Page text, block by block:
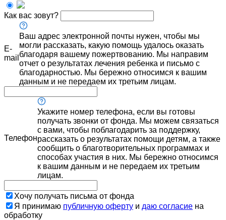
Как вас зовут?
E-
mail
Ваш адрес электронной почты нужен, чтобы мы
могли рассказать, какую помощь удалось оказать
благодаря вашему пожертвованию. Мы направим
отчет о результатах лечения ребенка и письмо с
благодарностью. Мы бережно относимся к вашим
данным и не передаем их третьим лицам.
Телефон
Укажите номер телефона, если вы готовы
получать звонки от фонда. Мы можем связаться
с вами, чтобы поблагодарить за поддержку,
рассказать о результатах помощи детям, а также
сообщить о благотворительных программах и
способах участия в них. Мы бережно относимся
к вашим данным и не передаем их третьим
лицам.
Хочу получать письма от фонда
Я принимаю публичную оферту и даю согласие на
обработку